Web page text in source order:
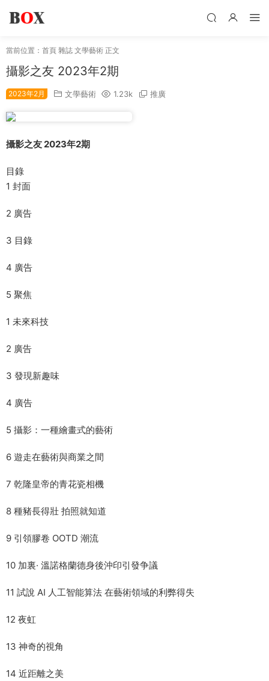
當前位置： 首頁 雜誌 文學藝術 正文
攝影之友 2023年2期
2023年2月 文學藝術 1.23k 推廣
攝影之友 2023年2期
目錄
1 封面
2 廣告
3 目錄
4 廣告
5 聚焦
1 未來科技
2 廣告
3 發現新趣味
4 廣告
5 攝影：一種繪畫式的藝術
6 遊走在藝術與商業之間
7 乾隆皇帝的青花瓷相機
8 種豬長得壯 拍照就知道
9 引領膠卷 OOTD 潮流
10 加裏· 溫諾格蘭德身後沖印引發争議
11 試說 AI 人工智能算法 在藝術領域的利弊得失
12 夜虹
13 神奇的視角
14 近距離之美